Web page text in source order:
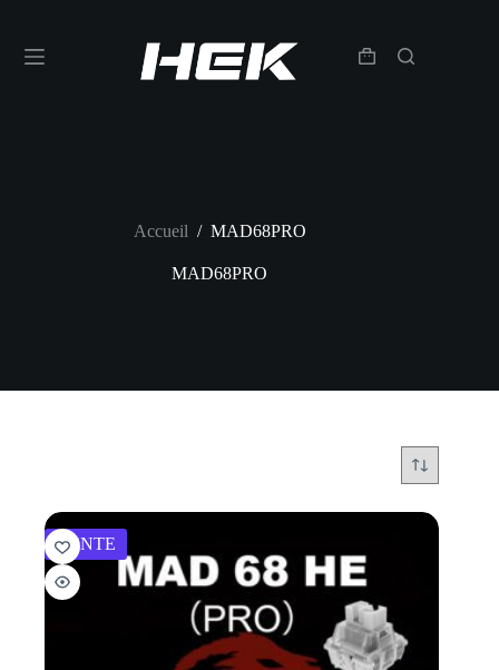
Accueil / MAD68PRO
MAD68PRO
VENTE